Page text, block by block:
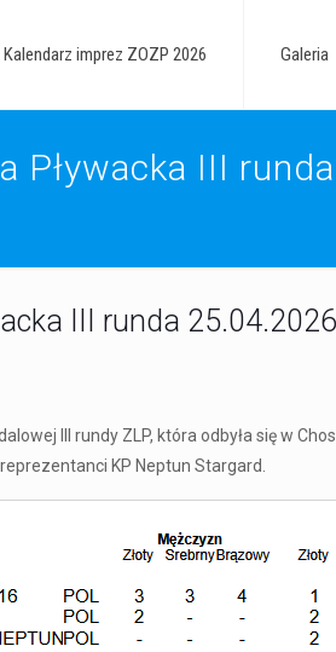
Kalendarz imprez ZOZP 2026 Galeria
Pływacka III
III runda
III rundy ZLP, która odbyła się w
KP Neptun Stargard.